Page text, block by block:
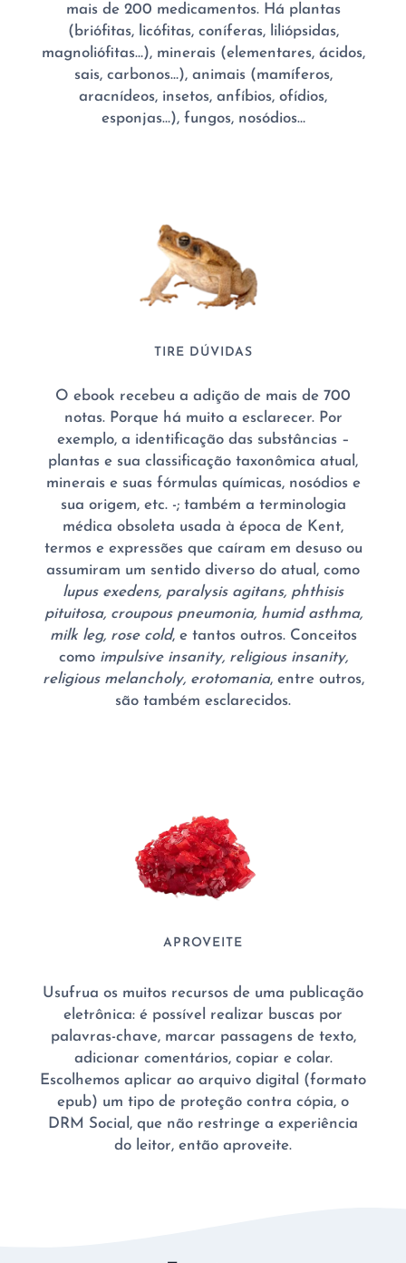
mais de 200 medicamentos. Há plantas
(briófitas, licófitas, coníferas, liliópsidas,
magnoliófitas…), minerais (elementares, ácidos,
sais, carbonos…), animais (mamíferos,
aracnídeos, insetos, anfíbios, ofídios,
esponjas…), fungos, nosódios…
TIRE DÚVIDAS
O ebook recebeu a adição de mais de 700
notas. Porque há muito a esclarecer. Por
exemplo, a identificação das substâncias –
plantas e sua classificação taxonômica atual,
minerais e suas fórmulas químicas, nosódios e
sua origem, etc. -; também a terminologia
médica obsoleta usada à época de Kent,
termos e expressões que caíram em desuso ou
assumiram um sentido diverso do atual, como
lupus exedens, paralysis agitans, phthisis
pituitosa, croupous pneumonia, humid asthma,
milk leg, rose cold, e tantos outros. Conceitos
como impulsive insanity, religious insanity,
religious melancholy, erotomania, entre outros,
são também esclarecidos.
APROVEITE
Usufrua os muitos recursos de uma publicação
eletrônica: é possível realizar buscas por
palavras-chave, marcar passagens de texto,
adicionar comentários, copiar e colar.
Escolhemos aplicar ao arquivo digital (formato
epub) um tipo de proteção contra cópia, o
DRM Social, que não restringe a experiência
do leitor, então aproveite.